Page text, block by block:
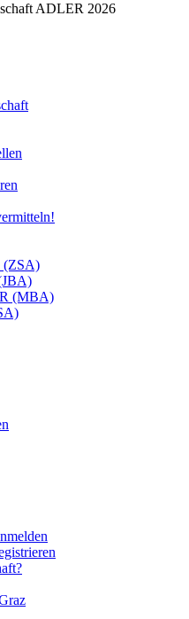
ADLER 2026
(ZSA)
(MBA)